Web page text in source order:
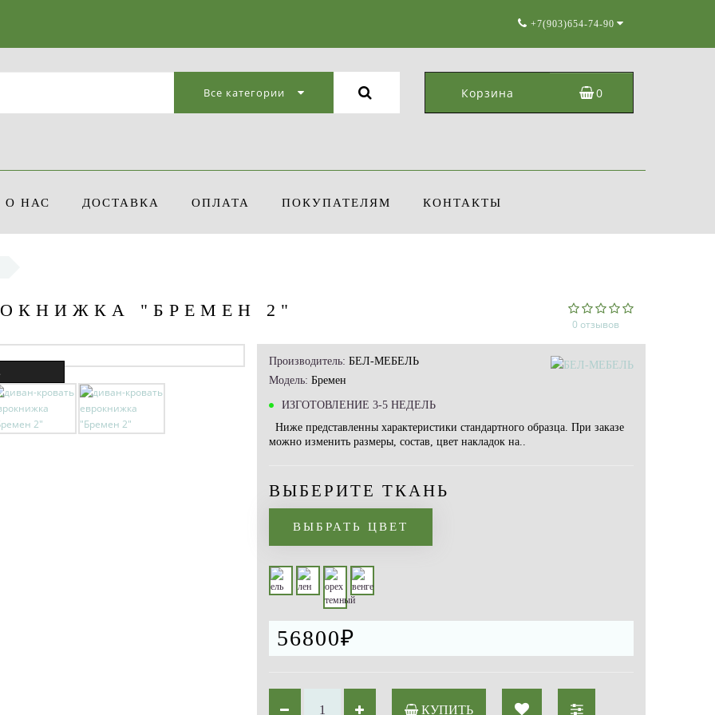
+7(903)654-74-90
Все категории Корзина 0
О НАС ДОСТАВКА ОПЛАТА ПОКУПАТЕЛЯМ КОНТАКТЫ
"БРЕМЕН 2"
0 отзывов
Производитель: БЕЛ-МЕБЕЛЬ
Модель: Бремен
ИЗГОТОВЛЕНИЕ 3-5 НЕДЕЛЬ
Ниже представленны характеристики стандартного образца. При заказе
можно изменить размеры, состав, цвет накладок на..
ВЫБЕРИТЕ ТКАНЬ
ВЫБРАТЬ ЦВЕТ
56800₽
КУПИТЬ